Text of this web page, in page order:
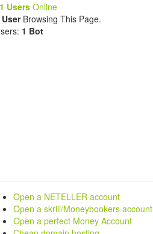
Users Online
Browsing This Page.
1 Bot
Open a NETELLER account
Open a skrill/Moneybookers account
Open a perfect Money Account